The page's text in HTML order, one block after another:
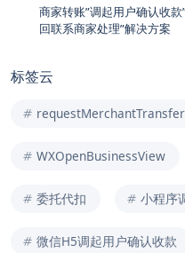
商家转账”调起用户确认收
回联系商家处理”解决方案
标签云
requestMerchantTransfer
WXOpenBusinessView
委托代扣 小程序
微信H5调起用户确认收款